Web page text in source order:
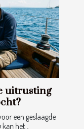
uitrusting
een geslaagde
het...